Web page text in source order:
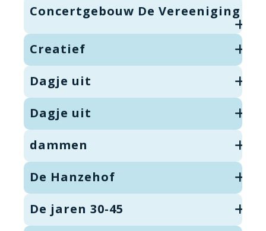
Concertgebouw De Vereeniging
Creatief
Dagje uit
Dagje uit
dammen
De Hanzehof
De jaren 30-45